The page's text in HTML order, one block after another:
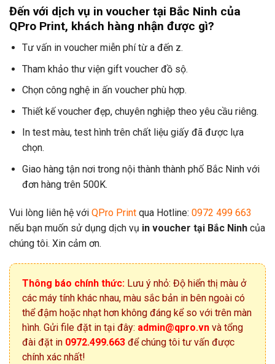
Đến với dịch vụ in voucher tại Bắc Ninh của
QPro Print, khách hàng nhận được gì?
Tư vấn in voucher miễn phí từ a đến z.
Tham khảo thư viện gift voucher đồ sộ.
Chọn công nghệ in ấn voucher phù hợp.
Thiết kế voucher đẹp, chuyên nghiệp theo yêu cầu riêng.
In test màu, test hình trên chất liệu giấy đã được lựa
chọn.
Giao hàng tận nơi trong nội thành thành phố Bắc Ninh với
đơn hàng trên 500K.
Vui lòng liên hệ với QPro Print qua Hotline: 0972 499 663
nếu bạn muốn sử dụng dịch vụ in voucher tại Bắc Ninh của
chúng tôi. Xin cảm ơn.
Thông báo chính thức: Lưu ý nhỏ: Độ hiển thị màu ở
các máy tính khác nhau, màu sắc bản in bên ngoài có
thể đậm hoặc nhạt hơn không đáng kể so với trên màn
hình. Gửi file đặt in tại đây: admin@qpro.vn và tổng
đài đặt in 0972.499.663 để chúng tôi tư vấn được
chính xác nhất!